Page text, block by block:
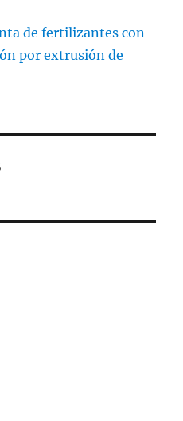
de fertilizantes con
por extrusión de